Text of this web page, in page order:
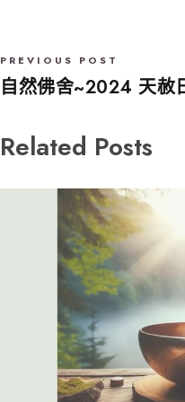
PREVIOUS POST
自然佛舍~2024 天赦
Related Posts